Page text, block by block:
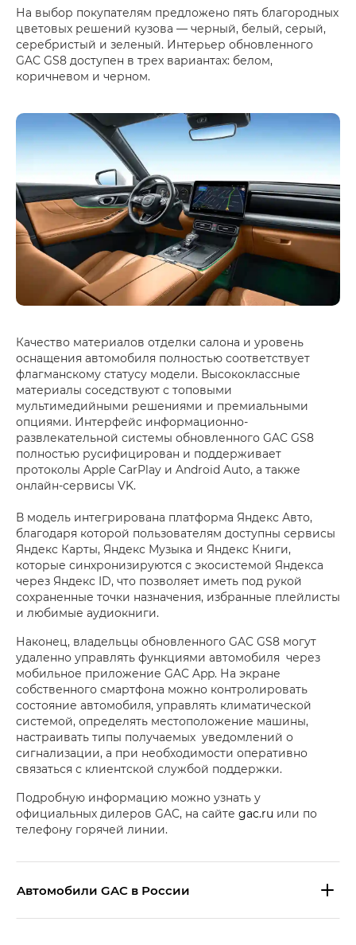
На выбор покупателям предложено пять благородных
цветовых решений кузова — черный, белый, серый,
серебристый и зеленый. Интерьер обновленного
GAC GS8 доступен в трех вариантах: белом,
коричневом и черном.
Качество материалов отделки салона и уровень
оснащения автомобиля полностью соответствует
флагманскому статусу модели. Высококлассные
материалы соседствуют с топовыми
мультимедийными решениями и премиальными
опциями. Интерфейс информационно-
развлекательной системы обновленного GAC GS8
полностью русифицирован и поддерживает
протоколы Apple CarPlay и Android Auto, а также
онлайн-сервисы VK.
В модель интегрирована платформа Яндекс Авто,
благодаря которой пользователям доступны сервисы
Яндекс Карты, Яндекс Музыка и Яндекс Книги,
которые синхронизируются с экосистемой Яндекса
через Яндекс ID, что позволяет иметь под рукой
сохраненные точки назначения, избранные плейлисты
и любимые аудиокниги.
Наконец, владельцы обновленного GAC GS8 могут
удаленно управлять функциями автомобиля через
мобильное приложение GAC App. На экране
собственного смартфона можно контролировать
состояние автомобиля, управлять климатической
системой, определять местоположение машины,
настраивать типы получаемых уведомлений о
сигнализации, а при необходимости оперативно
связаться с клиентской службой поддержки.
Подробную информацию можно узнать у
официальных дилеров GAC, на сайте gac.ru или по
телефону горячей линии.
Aвтомобили GAC в России